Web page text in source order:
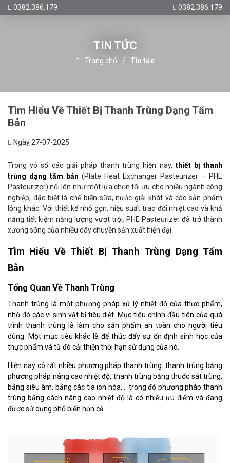
0382.386.179 0382.386.179
TIN TỨC
Trang chủ Tin tức
Tìm Hiểu Về Thiết Bị Thanh Trùng Dạng Tấm
Bản
Ngày 27-07-2025
Trong vô số các giải pháp thanh trùng hiện nay, thiết bị thanh
trùng dạng tấm bản (Plate Heat Exchanger Pasteurizer – PHE
Pasteurizer) nổi lên như một lựa chọn tối ưu cho nhiều ngành công
nghiệp, đặc biệt là chế biến sữa, nước giải khát và các sản phẩm
lỏng khác. Với thiết kế nhỏ gọn, hiệu suất trao đổi nhiệt cao và khả
năng tiết kiệm năng lượng vượt trội, PHE Pasteurizer đã trở thành
xương sống của nhiều dây chuyền sản xuất hiện đại.
Tìm Hiểu Về Thiết Bị Thanh Trùng Dạng Tấm
Bản
Tổng Quan Về Thanh Trùng
Thanh trùng là một phương pháp xử lý nhiệt độ của thực phẩm,
nhờ đó các vi sinh vật bị tiêu diệt. Mục tiêu chính đầu tiên của quá
trình thanh trùng là làm cho sản phẩm an toàn cho người tiêu
dùng. Một mục tiêu khác là để thúc đẩy sự ổn định sinh học của
thực phẩm và từ đó cải thiện thời hạn sử dụng của nó.
Hiện nay có rất nhiều phương pháp thanh trùng: thanh trùng bằng
phương pháp nâng cao nhiệt độ, thanh trùng bằng thuốc sát trùng,
bằng siêu âm, bằng các tia ion hóa,... trong đó phương pháp thanh
trùng bằng cách nâng cao nhiệt độ là có nhiều ưu điểm và đang
được sử dụng phổ biến hơn cả.